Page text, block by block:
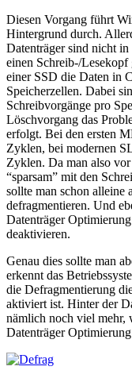
Diesen Vorgang führt
Hintergrund durch.
Datenträger sind nicht
einen Schreib-/Lesekopf
einer SSD die Daten in
Speicherzellen. Dabei
Schreibvorgänge pro
Löschvorgang das
erfolgt. Bei den ersten
Zyklen, bei modernen
Zyklen. Da man also
“sparsam” mit den
sollte man schon alleine
defragmentieren. Und
Datenträger
deaktivieren.
Genau dies sollte man
erkennt das
die Defragmentierung
aktiviert ist. Hinter der
nämlich noch viel mehr,
Datenträger